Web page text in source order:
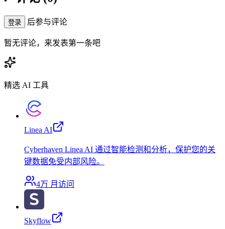
登录 后参与评论
暂无评论，来发表第一条吧
精选 AI 工具
Linea AI
Cyberhaven Linea AI 通过智能检测和分析，保护您的关
键数据免受内部风险。
4万 月访问
Skyflow